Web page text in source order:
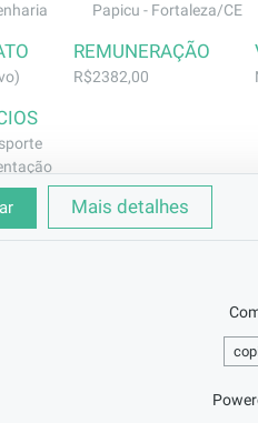
Papicu - Fortaleza/CE
REMUNERAÇÃO
R$2382,00
na Obra
como operador de grua -
não pode ser
Mais detalhes